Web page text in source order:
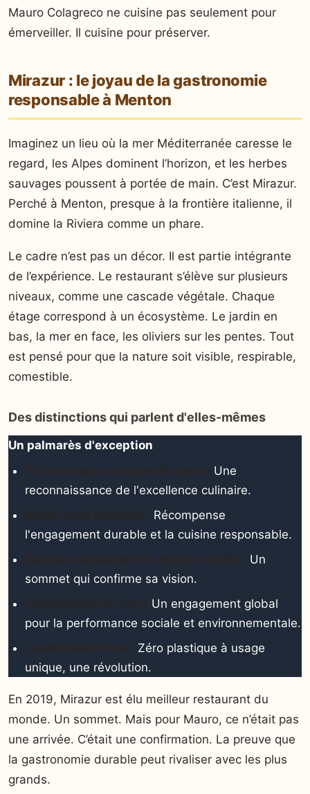
Mauro Colagreco ne cuisine pas seulement pour
émerveiller. Il cuisine pour préserver.
Mirazur : le joyau de la gastronomie
responsable à Menton
Imaginez un lieu où la mer Méditerranée caresse le
regard, les Alpes dominent l’horizon, et les herbes
sauvages poussent à portée de main. C’est Mirazur.
Perché à Menton, presque à la frontière italienne, il
domine la Riviera comme un phare.
Le cadre n’est pas un décor. Il est partie intégrante
de l’expérience. Le restaurant s’élève sur plusieurs
niveaux, comme une cascade végétale. Chaque
étage correspond à un écosystème. Le jardin en
bas, la mer en face, les oliviers sur les pentes. Tout
est pensé pour que la nature soit visible, respirable,
comestible.
Des distinctions qui parlent d'elles-mêmes
Un palmarès d'exception
Une
reconnaissance de l'excellence culinaire.
Récompense
l'engagement durable et la cuisine responsable.
Un
sommet qui confirme sa vision.
Un engagement global
pour la performance sociale et environnementale.
Zéro plastique à usage
unique, une révolution.
En 2019, Mirazur est élu meilleur restaurant du
monde. Un sommet. Mais pour Mauro, ce n’était pas
une arrivée. C’était une confirmation. La preuve que
la gastronomie durable peut rivaliser avec les plus
grands.